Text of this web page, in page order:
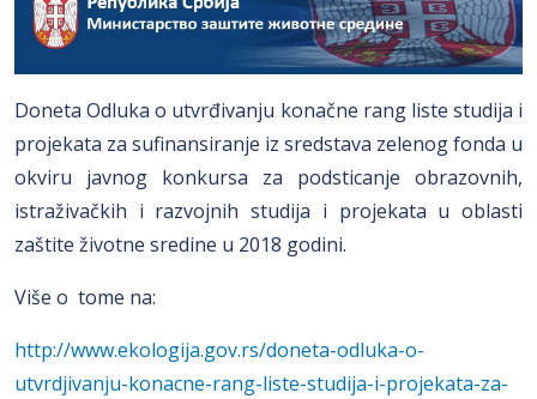
Doneta Odluka o utvrđivanju konačne rang liste studija i
projekata za sufinansiranje iz sredstava zelenog fonda u
okviru javnog konkursa za podsticanje obrazovnih,
istraživačkih i razvojnih studija i projekata u oblasti
zaštite životne sredine u 2018 godini.
Više o tome na:
http://www.ekologija.gov.rs/doneta-odluka-o-
utvrdjivanju-konacne-rang-liste-studija-i-projekata-za-